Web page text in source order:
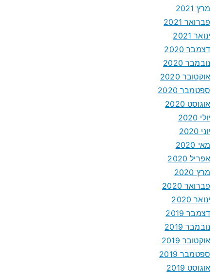
מרץ 2021
פברואר 2021
ינואר 2021
דצמבר 2020
נובמבר 2020
אוקטובר 2020
ספטמבר 2020
אוגוסט 2020
יולי 2020
יוני 2020
מאי 2020
אפריל 2020
מרץ 2020
פברואר 2020
ינואר 2020
דצמבר 2019
נובמבר 2019
אוקטובר 2019
ספטמבר 2019
אוגוסט 2019